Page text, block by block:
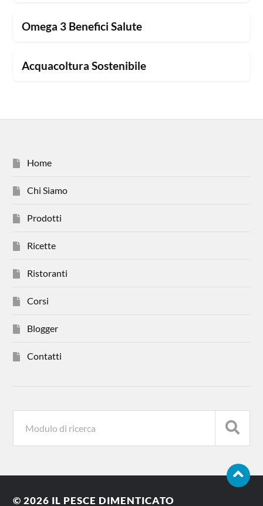
Omega 3 Benefici Salute
Acquacoltura Sostenibile
Home
Chi Siamo
Prodotti
Ricette
Ristoranti
Corsi
Blogger
Contatti
© 2026 IL PESCE DIMENTICATO